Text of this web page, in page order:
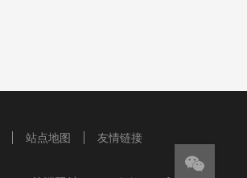
站点地图 友情链接